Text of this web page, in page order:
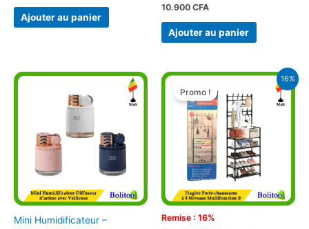
Ajouter au panier
10.900 CFA
Ajouter au panier
Mini Humidificateur –
16%
Remise : 16%
Promo !
Le
prix
initial
était :
17.900 CFA.
Le
actuel